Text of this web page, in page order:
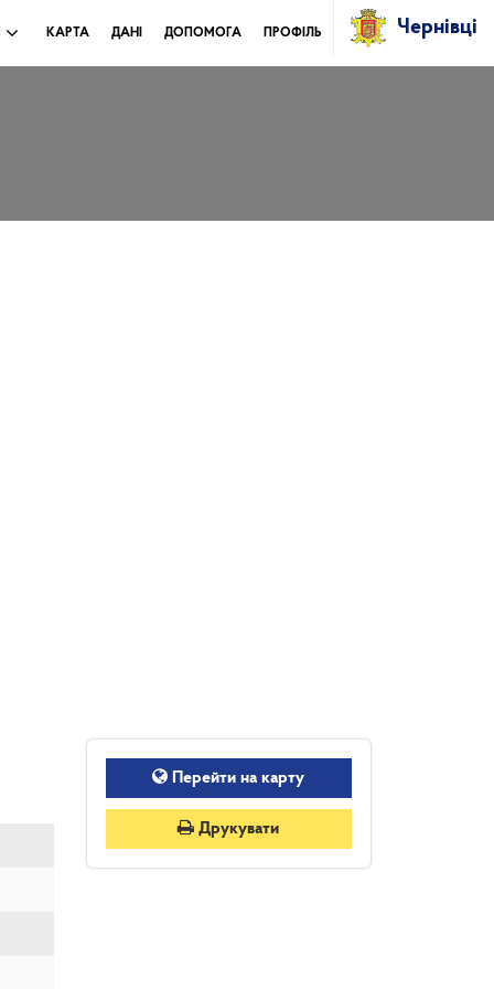
КАРТА ДАНІ ДОПОМОГА ПРОФІЛЬ Чернівці
Перейти на карту
Друкувати